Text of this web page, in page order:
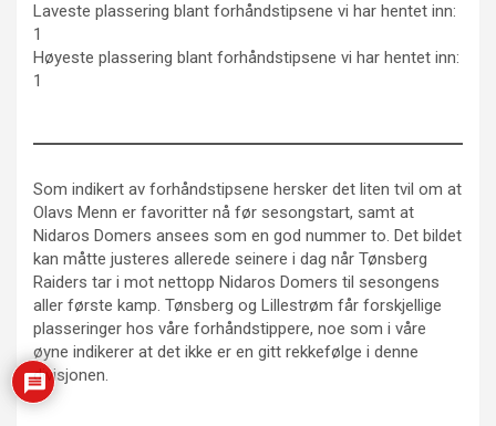
Laveste plassering blant forhåndstipsene vi har hentet inn:
1
Høyeste plassering blant forhåndstipsene vi har hentet inn:
1
Som indikert av forhåndstipsene hersker det liten tvil om at
Olavs Menn er favoritter nå før sesongstart, samt at
Nidaros Domers ansees som en god nummer to. Det bildet
kan måtte justeres allerede seinere i dag når Tønsberg
Raiders tar i mot nettopp Nidaros Domers til sesongens
aller første kamp. Tønsberg og Lillestrøm får forskjellige
plasseringer hos våre forhåndstippere, noe som i våre
øyne indikerer at det ikke er en gitt rekkefølge i denne
divisjonen.